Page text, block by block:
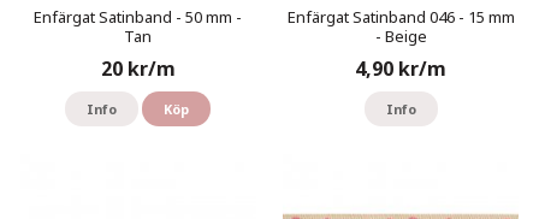
Enfärgat Satinband - 50 mm -
Tan
20 kr/m
Info Köp
Enfärgat Satinband 046 - 15 mm
- Beige
4,90 kr/m
Info